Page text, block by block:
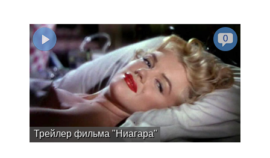
Трейлер фильма "Ниагара"
0